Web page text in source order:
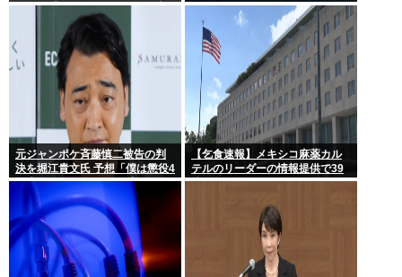
インド「マザーテレサ！」日本
元ジャンポケ斉藤慎二被告の判
決を堀江貴文氏 予想「僕は懲役4
年求刑され 2年6か月の実刑だっ
たが…」
【乞食速報】メキシコ麻薬カル
テルのリーダーの情報提供で39
億円急げ！